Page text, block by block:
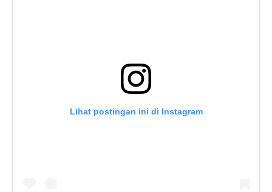
Lihat postingan ini di Instagram